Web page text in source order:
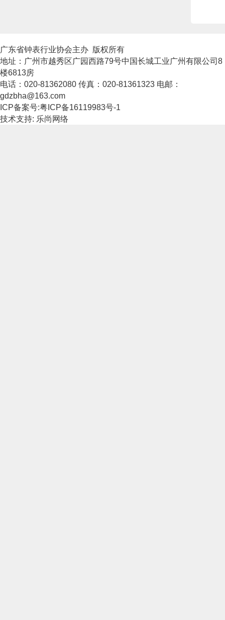
广东省钟表行业协会主办 版权所有
地址：广州市越秀区广园西路79号中国长城工业广州有限公司8
楼6813房
电话：020-81362080 传真：020-81361323 电邮：
gdzbha@163.com
ICP备案号:粤ICP备16119983号-1
技术支持: 乐尚网络